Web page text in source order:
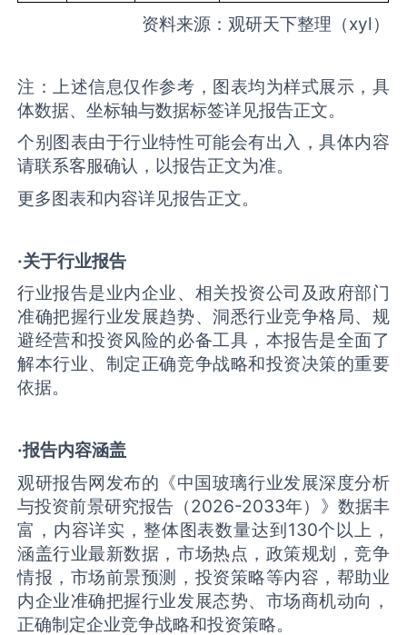
资料来源：观研天下整理（xyl）
注：上述信息仅作参考，图表均为样式展示，具
体数据、坐标轴与数据标签详见报告正文。
个别图表由于行业特性可能会有出入，具体内容
请联系客服确认，以报告正文为准。
更多图表和内容详见报告正文。
·关于行业报告
行业报告是业内企业、相关投资公司及政府部门
准确把握行业发展趋势、洞悉行业竞争格局、规
避经营和投资风险的必备工具，本报告是全面了
解本行业、制定正确竞争战略和投资决策的重要
依据。
·报告内容涵盖
观研报告网发布的《中国玻璃‌行业发展深度分析
与投资前景研究报告（2026-2033年）》数据丰
富，内容详实，整体图表数量达到130个以上，
涵盖行业最新数据，市场热点，政策规划，竞争
情报，市场前景预测，投资策略等内容，帮助业
内企业准确把握行业发展态势、市场商机动向，
正确制定企业竞争战略和投资策略。